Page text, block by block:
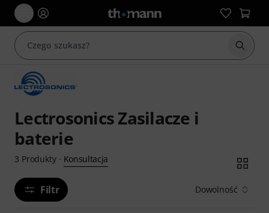
Lectrosonics Zasilacze i
baterie
3 Produkty· Konsultacja
Filtr Dowolność